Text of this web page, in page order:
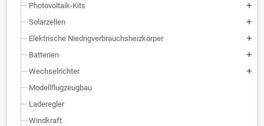
Photovoltaik-Kits add
Solarzellen add
Elektrische Niedrigverbrauchsheizkörper add
Batterien add
Wechselrichter add
Modellflugzeugbau
Laderegler
Windkraft